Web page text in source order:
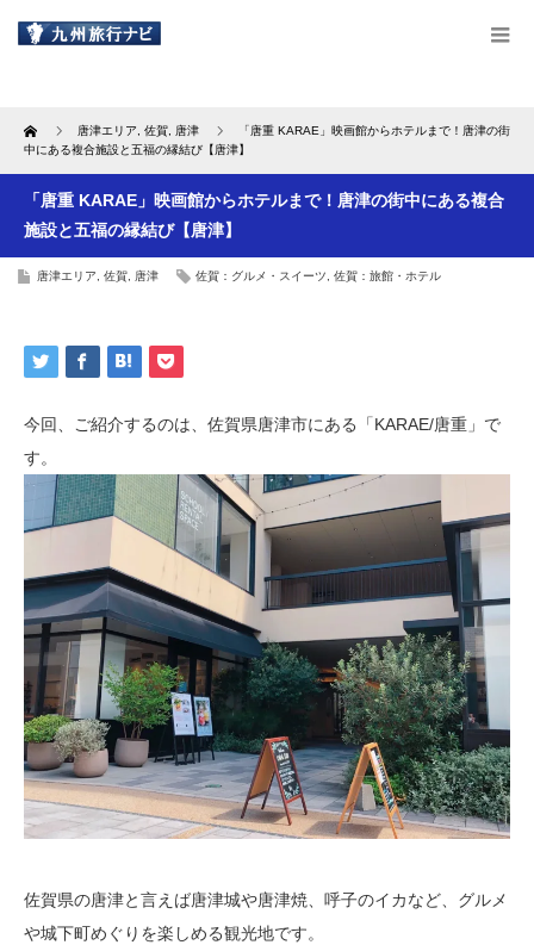
Home 唐津エリア 佐賀 唐津
「唐重 KARAE」映画館からホテルまで！唐津の街
中にある複合施設と五福の縁結び【唐津】
「唐重 KARAE」映画館からホテルまで！唐津の街中にある複合
施設と五福の縁結び【唐津】
唐津エリア 佐賀 唐津 佐賀：グルメ・スイーツ 佐賀：旅館・ホテル
今回、ご紹介するのは、佐賀県唐津市にある「KARAE/唐重」で
す。
佐賀県の唐津と言えば唐津城や唐津焼、呼子のイカなど、グルメ
や城下町めぐりを楽しめる観光地です。